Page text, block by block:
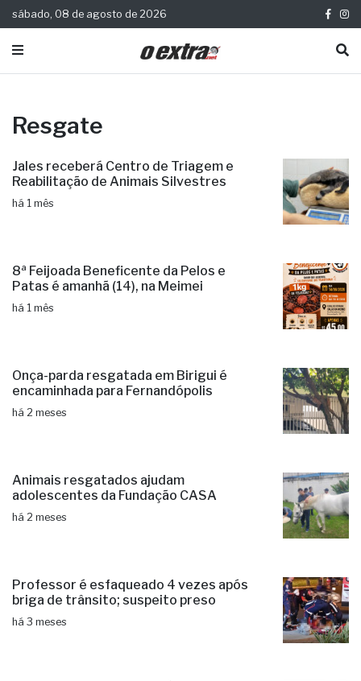
sábado, 08 de agosto de 2026
Resgate
Jales receberá Centro de Triagem e
Reabilitação de Animais Silvestres
há 1 mês
8ª Feijoada Beneficente da Pelos e
Patas é amanhã (14), na Meimei
há 1 mês
Onça-parda resgatada em Birigui é
encaminhada para Fernandópolis
há 2 meses
Animais resgatados ajudam
adolescentes da Fundação CASA
há 2 meses
Professor é esfaqueado 4 vezes após
briga de trânsito; suspeito preso
há 3 meses